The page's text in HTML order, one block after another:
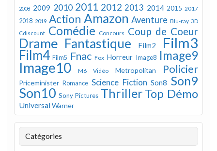
2008 2009 2010 2011 2012 2013 2014 2015 2017
2018 2019 Action Amazon Aventure Blu-ray 3D
Cdiscount Comédie Concours Coup de Coeur
Drame Fantastique Film2 Film3
Film4 Film5 Fnac Fox Horreur Image8 Image9
Image10 M6 Vidéo Metropolitan Policier
Priceminister Romance Science Fiction Son8 Son9
Son10 Sony Pictures Thriller Top Démo
UniversalWarner
Catégories